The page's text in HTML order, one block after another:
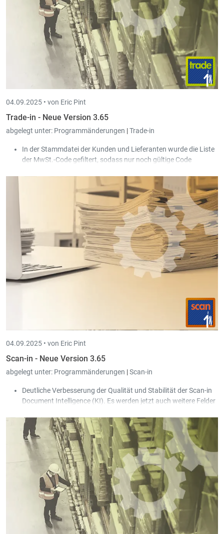
04.09.2025 • von Eric Pint
Trade-in - Neue Version 3.65
abgelegt unter: Programmänderungen |Trade-in
In der Stammdatei der Kunden und Lieferanten wurde die Liste
der MwSt.-Code gefiltert, sodass nur noch gültige Code
Der Peppolversand unterstützt jetzt auch Rechnungen mit
Skonto nach belgischem System.
In der Erfassungsmaske der Kunden- und
Lieferantendokumente wurde die Liste der MwSt.-Code
gefiltert, sodass nur noch gültige Code auswählbar sind.
04.09.2025 • von Eric Pint
Scan-in - Neue Version 3.65
abgelegt unter: Programmänderungen |Scan-in
Deutliche Verbesserung der Qualität und Stabilität der Scan-in
Document Intelligence (KI). Es werden jetzt auch weitere Felder
und Referenz.
Der Import von digitalen Rechnungen wurde vereinfacht und
verhält sich jetzt in allen Fällen so, wie wenn sie aus dem Peppol
Netzwerk empfangen worden wäre.